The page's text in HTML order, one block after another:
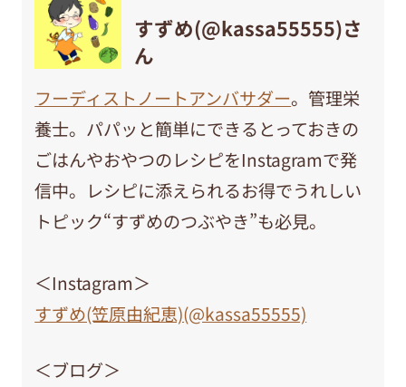
すずめ(@kassa55555)さ
ん
フーディストノートアンバサダー。管理栄
養士。パパッと簡単にできるとっておきの
ごはんやおやつのレシピをInstagramで発
信中。レシピに添えられるお得でうれしい
トピック“すずめのつぶやき”も必見。
＜Instagram＞
すずめ(笠原由紀恵)(@kassa55555)
＜ブログ＞